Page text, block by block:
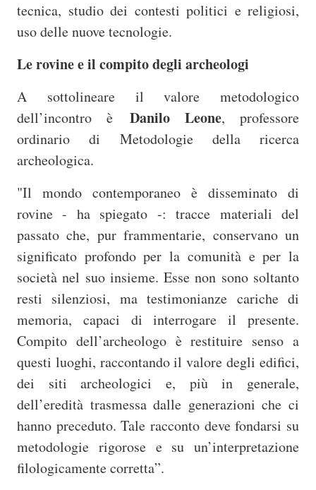
tecnica, studio dei contesti politici e religiosi,
uso delle nuove tecnologie.
Le rovine e il compito degli archeologi
A sottolineare il valore metodologico
dell’incontro è Danilo Leone, professore
ordinario di Metodologie della ricerca
archeologica.
"Il mondo contemporaneo è disseminato di
rovine - ha spiegato -: tracce materiali del
passato che, pur frammentarie, conservano un
significato profondo per la comunità e per la
società nel suo insieme. Esse non sono soltanto
resti silenziosi, ma testimonianze cariche di
memoria, capaci di interrogare il presente.
Compito dell’archeologo è restituire senso a
questi luoghi, raccontando il valore degli edifici,
dei siti archeologici e, più in generale,
dell’eredità trasmessa dalle generazioni che ci
hanno preceduto. Tale racconto deve fondarsi su
metodologie rigorose e su un’interpretazione
filologicamente corretta”.